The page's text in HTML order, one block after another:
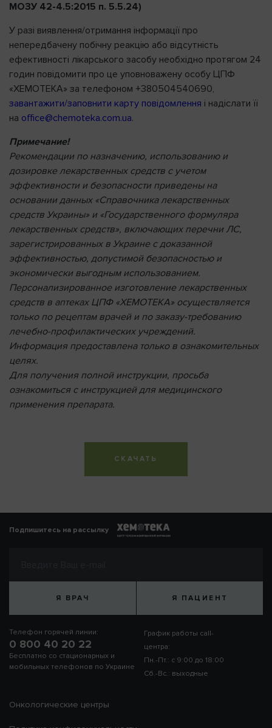
МОЗУ 42-4.5:2015 п. 5.5.24)
У разі виявлення/отримання інформації про
непередбачену побічну реакцію або відсутність
ефективності лікарського засобу необхідно протягом 24
годин повідомити про це уповноважену особу ЦПФ
«ХЕМОТЕКА» за телефоном +380504540690,
завантажити/заповнити карту повідомлення і надіслати її
на office@chemoteka.com.ua.
Примечание!
Рекомендации по назначению, использованию и
дозировке лекарственных средств с учетом
эффективности и безопасности приведены на
основании данных «Справочника лекарственных
средств Украины» и «Государственного формуляра
лекарственных средств», включающих перечни ЛС,
зарегистрированных в Украине с доказанной
эффективностью, допустимой безопасностью и
экономически выгодным использованием.
Персонализированное изготовление лекарственных
средств в аптеках ЦПФ «ХЕМОТЕКА» осуществляется
только по рецептам врачей и по заказу-требованию
лечебно-профилактических учреждений.
Информация предоставлена ​​только в ознакомительных
целях.
Для получения полной инструкции, просьба
ознакомиться с инструкцией для медицинского
применения препарата.
СКАЧАТЬ
Подпишитесь на рассылку
Я ВРАЧ Я ПАЦИЕНТ
Телефон горячей линии:
0 800 40 20 22
Бесплатно со стационарных и
мобильных телефонов по Украине
График работы call-
центра:
Пн.-Пт.: с 9:00 до 18:00
Сб.-Вс.: выходные
Онкологические центры